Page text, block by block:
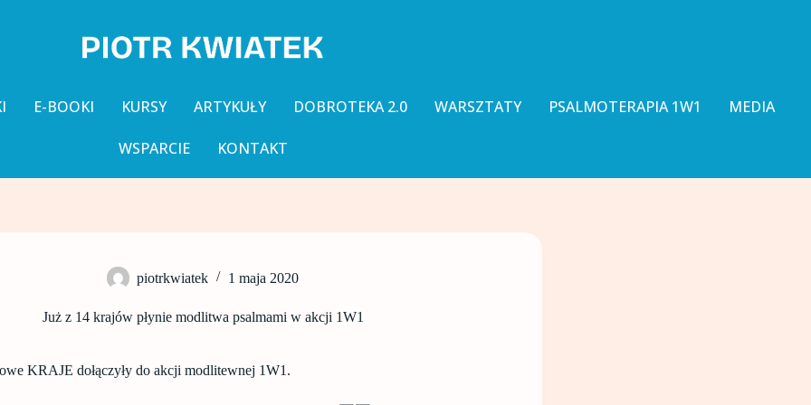
E-BOOKI KURSY ARTYKUŁY DOBROTEKA 2.0 WARSZTATY PSALMOTERAPIA 1W1 MEDIA
WSPARCIE KONTAKT
piotrkwiatek 1 maja 2020
Już z 14 krajów płynie modlitwa psalmami w akcji 1W1
KRAJE dołączyły do akcji modlitewnej 1W1.